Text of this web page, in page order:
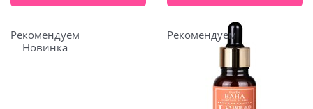
Рекомендуем
Новинка
Рекомендуем